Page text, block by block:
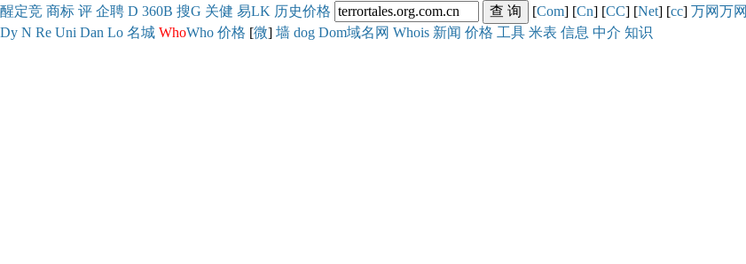
醒定竞 商标 评 企聘 D 360B 搜G 关健 易LK 历史价格 [Com] [Cn] [CC] [Net] [cc] 万网万网
Dy N Re Uni Dan Lo 名城 WhoWho 价格 [微] 墙 dog Dom域名网 Whois 新闻 价格 工具 米表 信息 中介 知识